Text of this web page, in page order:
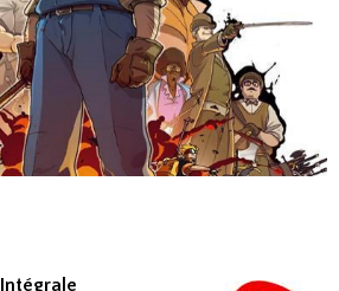
Intégrale